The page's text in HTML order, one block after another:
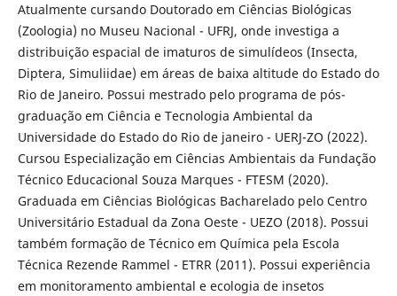
Atualmente cursando Doutorado em Ciências Biológicas
(Zoologia) no Museu Nacional - UFRJ, onde investiga a
distribuição espacial de imaturos de simulídeos (Insecta,
Diptera, Simuliidae) em áreas de baixa altitude do Estado do
Rio de Janeiro. Possui mestrado pelo programa de pós-
graduação em Ciência e Tecnologia Ambiental da
Universidade do Estado do Rio de janeiro - UERJ-ZO (2022).
Cursou Especialização em Ciências Ambientais da Fundação
Técnico Educacional Souza Marques - FTESM (2020).
Graduada em Ciências Biológicas Bacharelado pelo Centro
Universitário Estadual da Zona Oeste - UEZO (2018). Possui
também formação de Técnico em Química pela Escola
Técnica Rezende Rammel - ETRR (2011). Possui experiência
em monitoramento ambiental e ecologia de insetos